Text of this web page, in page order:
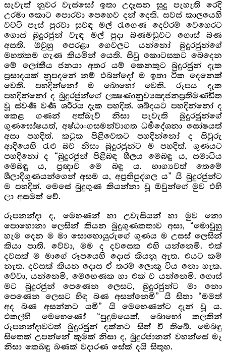
සැවැත් නුවර වැස්සෝ ඉතා උදෑසන සුදු පැහැති රෙදි
උරමා කොට පොරවා පෙහෙව දන් දෙති. සවස් කාලයෙහි
වට්ටි පැස් පුරවා සුවඳ මල් රැගෙණ දෙව්රම් වෙහෙරට
ගොස් බුදුරජුන් වැඳ මල් පුදා බණමඩුවට ගොස් බණ
අසති. ඔවුහු පෙරළා ගෙවලට යන්නෝ බුදුරජුන්ගේ
මහත්කම ගැණ කියමින් යෙති. සිවු කොටසකට බෙදෙන
මේ ලෝකීය ජනයා අතර යම් කෙනකුට බුදුරජුන් දැක
ප්‍රසාදයක් නූපදනේ නම් එබන්දෝ ම ඉතා ටික දෙනෙක්
වෙති. පහදින්නෝ ම බොහෝ වෙති. රූපය දැක
පහදින්නෝ ද බුදුරජුන්ගේ ලක්‍ෂණානුව්‍යඤජනප්‍රතිමණ්ඩිත
වූ ස්වර්‍ණ වර්‍ණ ශරීරය දැක පහදිත්. ශබ්දයට පහදින්නෝ ද
කෙළ ගණන් අත්බැව් නිසා පැවැති බුදුරජුන්ගේ
ගුණඝෝෂයත්, අෂ්ඨාංගසමන්වාගත ධර්‍මදේශනා ඝෝෂයත්
අසා පහදිත්. කටුක පිළිවෙතට පහදින්නෝ ද සිවුරු
ආදියෙහි රැළු බව නිසා බුදුරජුන්ට ම පහදිත්. ගුණයට
පහදිනෝ ද “බුදුරජුන් පිළිබඳ ශීලය මෙබඳු ය, සමාධිය
මෙබඳු ය, ප්‍රඥාව මෙ බඳු ය. භාග්‍යවත් තෙමේ
ශීලාදිගුණයන්ගෙන් අසම ය, අප්‍රතිපුද්ගල ය” යි බුදුරජුන්ට
ම පහදිත්. මෙසේ බුදුගුණ කියන්නා වූ ඔවුන්ගේ මුව එහි
ලා අසමත් වේ.
රූපනන්දා ද, මෙහණන් හා උවැසියන් හා මුව නො
පොහොනා ලෙසින් කියන බුදුගුණකතාව අසා, “මොවුහු
හැම දෙන ම මා සොහොයුරුගේ ගුණය ම උසස් ලෙසින්
කියා පාති. වේවා, මම ද දවසෙක එහි යන්නෙමි. එක්
දවසක් ම මාගේ රූපයෙහි දොස් කියනු ඇත. එයට කම්
නැත. දවසක් කියන දොස ඒ තරම් ලොකු විය නො හැක.
වේවා, යන්නෙමි, මෙහෙණක හා එක් ව යන්නෙමි. ගොස්
මට බුදුරජුන් පෙණෙන ලෙසට, බුදුරජුන්ට මා නො
පෙණෙන ලෙසට හිඳ බණ අසන්නෙමි” යි සිතා “මමත්
අද බණ අසන්නට යමි” යි මෙහෙණන්ට දැන් වූ ය.
එකල්හි මෙහෙණෝ “පුදුමයෙක්, බොහෝ කලකින්
රූපනන්දාවටත් බුදුරජුන් දක්නට සිත් වී තිබේ. මෙබඳු
සිතෙක් උපන්නේ කුමක් නිසා ද, බුදුරජානන් වහන්සේ මෑ
නිසා කෙබඳු බණක් වදාරණ සේක් දයි සිතූහ.